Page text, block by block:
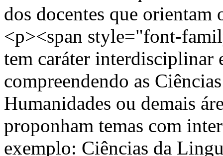
dos docentes que orientam
<p><span style="font-
tem caráter
compreendendo as
Humanidades ou demais
proponham temas com
exemplo: Ciências da